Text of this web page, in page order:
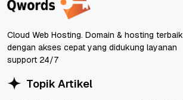
Cloud Web Hosting. Domain & hosting terbaik
dengan akses cepat yang didukung layanan
support 24/7
Topik Artikel